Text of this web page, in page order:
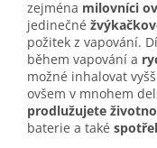
zejména milovníci
jedinečné
požitek z vapování.
během vapování a
možné inhalovat
ovšem v mnohem
prodlužujete
baterie a také